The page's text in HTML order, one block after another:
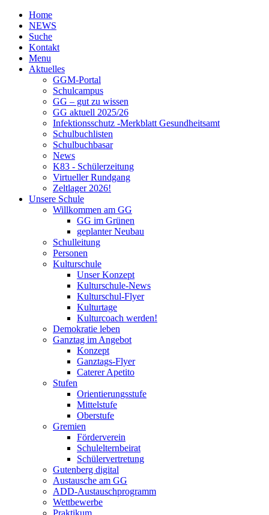
Home
NEWS
Suche
Kontakt
Menu
Aktuelles
GGM-Portal
Schulcampus
GG – gut zu wissen
GG aktuell 2025/26
Infektionsschutz -Merkblatt Gesundheitsamt
Schulbuchlisten
Schulbuchbasar
News
K83 - Schülerzeitung
Virtueller Rundgang
Zeltlager 2026!
Unsere Schule
Willkommen am GG
GG im Grünen
geplanter Neubau
Schulleitung
Personen
Kulturschule
Unser Konzept
Kulturschule-News
Kulturschul-Flyer
Kulturtage
Kulturcoach werden!
Demokratie leben
Ganztag im Angebot
Konzept
Ganztags-Flyer
Caterer Apetito
Stufen
Orientierungsstufe
Mittelstufe
Oberstufe
Gremien
Förderverein
Schulelternbeirat
Schülervertretung
Gutenberg digital
Austausche am GG
ADD-Austauschprogramm
Wettbewerbe
Praktikum